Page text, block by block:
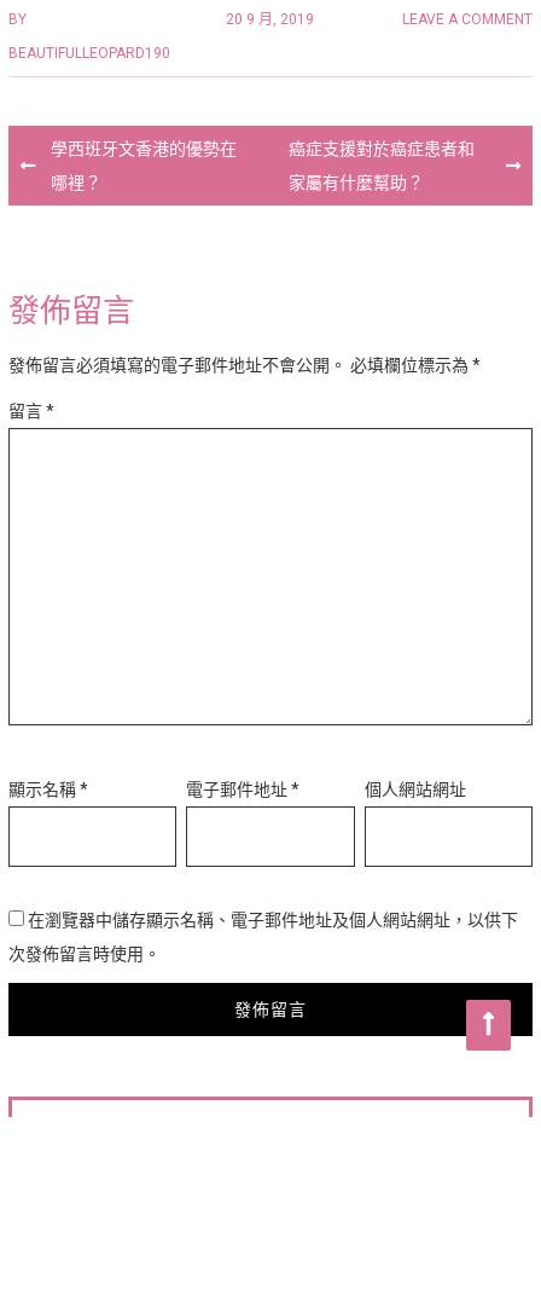
BY
BEAUTIFULLEOPARD190
20 9 月, 2019 LEAVE A COMMENT
Post
navigation
學西班牙文香港的優勢在
哪裡？
癌症支援對於癌症患者和
家屬有什麼幫助？
發佈留言
發佈留言必須填寫的電子郵件地址不會公開。 必填欄位標示為 *
留言*
顯示名稱* 電子郵件地址* 個人網站網址
在瀏覽器中儲存顯示名稱、電子郵件地址及個人網站網址，以供下
次發佈留言時使用。